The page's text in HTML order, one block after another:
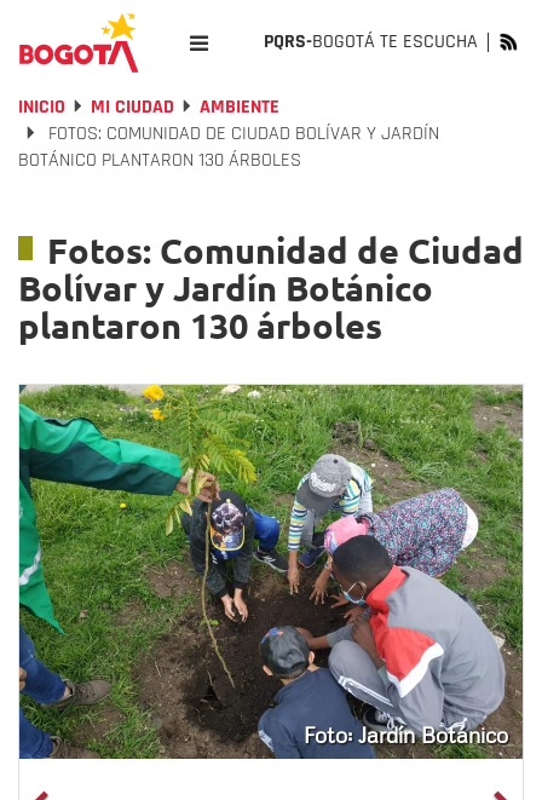
PQRS-BOGOTÁ TE ESCUCHA
INICIO MI CIUDAD
AMBIENTE
FOTOS: COMUNIDAD DE CIUDAD BOLÍVAR Y JARDÍN
BOTÁNICO PLANTARON 130 ÁRBOLES
Fotos: Comunidad de Ciudad
Bolívar y Jardín Botánico
plantaron 130 árboles
Foto: Jardín Botánico
Previous